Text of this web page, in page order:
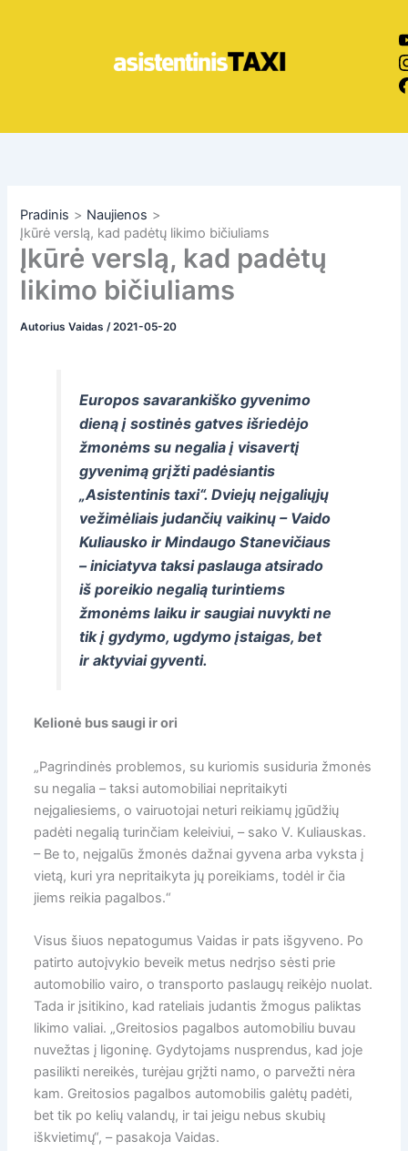
Pradinis
Naujienos
Įkūrė verslą, kad padėtų likimo bičiuliams
Įkūrė verslą, kad padėtų
likimo bičiuliams
Autorius Vaidas /2021-05-20
Europos savarankiško gyvenimo
dieną į sostinės gatves išriedėjo
žmonėms su negalia į visavertį
gyvenimą grįžti padėsiantis
„Asistentinis taxi“. Dviejų neįgaliųjų
vežimėliais judančių vaikinų – Vaido
Kuliausko ir Mindaugo Stanevičiaus
– iniciatyva taksi paslauga atsirado
iš poreikio negalią turintiems
žmonėms laiku ir saugiai nuvykti ne
tik į gydymo, ugdymo įstaigas, bet
ir aktyviai gyventi.
Kelionė bus saugi ir ori
„Pagrindinės problemos, su kuriomis susiduria žmonės
su negalia – taksi automobiliai nepritaikyti
neįgaliesiems, o vairuotojai neturi reikiamų įgūdžių
padėti negalią turinčiam keleiviui, – sako V. Kuliauskas.
– Be to, neįgalūs žmonės dažnai gyvena arba vyksta į
vietą, kuri yra nepritaikyta jų poreikiams, todėl ir čia
jiems reikia pagalbos.“
Visus šiuos nepatogumus Vaidas ir pats išgyveno. Po
patirto autoįvykio beveik metus nedrįso sėsti prie
automobilio vairo, o transporto paslaugų reikėjo nuolat.
Tada ir įsitikino, kad rateliais judantis žmogus paliktas
likimo valiai. „Greitosios pagalbos automobiliu buvau
nuvežtas į ligoninę. Gydytojams nusprendus, kad joje
pasilikti nereikės, turėjau grįžti namo, o parvežti nėra
kam. Greitosios pagalbos automobilis galėtų padėti,
bet tik po kelių valandų, ir tai jeigu nebus skubių
iškvietimų“, – pasakoja Vaidas.